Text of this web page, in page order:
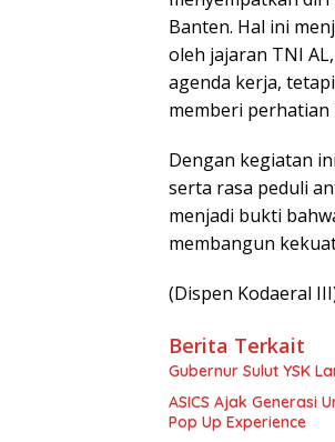
Banten. Hal ini
oleh jajaran TNI
agenda kerja,
memberi perhatian
Dengan kegiatan
serta rasa peduli
menjadi bukti
membangun
(Dispen Kodaeral
Berita Terkait
ASICS Ajak Generasi
Pop Up Experience